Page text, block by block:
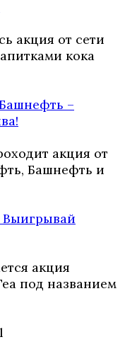
акция от сети
кока
–
акция от
Башнефть и
Выигрывай
акция
под названием